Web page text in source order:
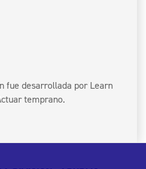
fue desarrollada por Learn
temprano.